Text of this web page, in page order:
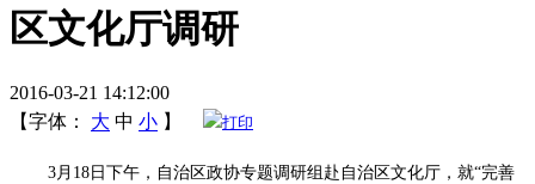
区文化厅调研
2016-03-21 14:12:00
【字体：
大 中 小 】 打印
3月18日下午，自治区政协专题调研组赴自治区文化厅，就“完善